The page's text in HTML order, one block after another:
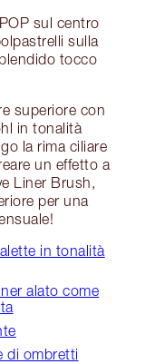
sul centro
sulla
tocco
superiore con
in tonalità
la rima ciliare
un effetto a
Liner Brush,
per una
in tonalità
alato come
di ombretti